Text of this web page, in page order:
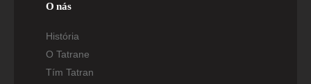
O nás
História
O Tatrane
Tím Tatran